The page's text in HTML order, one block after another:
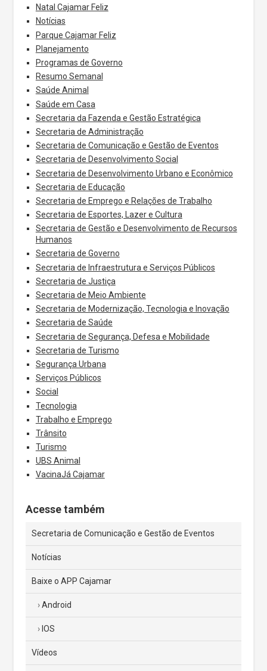
Natal Cajamar Feliz
Notícias
Parque Cajamar Feliz
Planejamento
Programas de Governo
Resumo Semanal
Saúde Animal
Saúde em Casa
Secretaria da Fazenda e Gestão Estratégica
Secretaria de Administração
Secretaria de Comunicação e Gestão de Eventos
Secretaria de Desenvolvimento Social
Secretaria de Desenvolvimento Urbano e Econômico
Secretaria de Educação
Secretaria de Emprego e Relações de Trabalho
Secretaria de Esportes, Lazer e Cultura
Secretaria de Gestão e Desenvolvimento de Recursos
Humanos
Secretaria de Governo
Secretaria de Infraestrutura e Serviços Públicos
Secretaria de Justiça
Secretaria de Meio Ambiente
Secretaria de Modernização, Tecnologia e Inovação
Secretaria de Saúde
Secretaria de Segurança, Defesa e Mobilidade
Secretaria de Turismo
Segurança Urbana
Serviços Públicos
Social
Tecnologia
Trabalho e Emprego
Trânsito
Turismo
UBS Animal
VacinaJá Cajamar
Acesse também
Secretaria de Comunicação e Gestão de Eventos
Notícias
Baixe o APP Cajamar
Android
IOS
Vídeos